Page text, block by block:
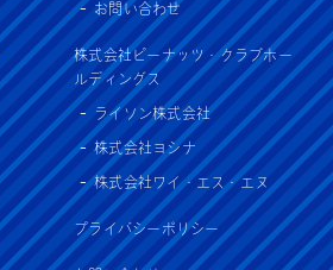
お問い合わせ
株式会社ピーナッツ・クラブホー
ルディングス
ライソン株式会社
株式会社ヨシナ
株式会社ワイ・エス・エヌ
プライバシーポリシー